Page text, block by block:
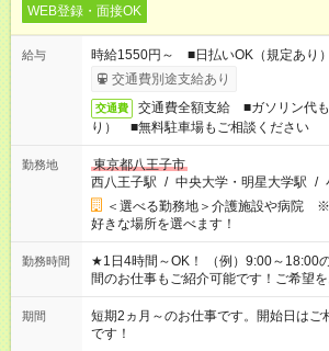
WEB登録・面接OK
給与
時給1550円～ ■日払いOK（規定あり）
交通費別途支給あり
交通費
交通費全額支給 ■ガソリン代
り） ■無料駐車場もご相談ください
勤務地
東京都八王子市
西八王子駅 / 中央大学・明星大学駅 /
＜選べる勤務地＞介護施設や病院
好きな場所を選べます！
勤務時間
★1日4時間～OK！ （例）9:00～18:00
間のお仕事もご紹介可能です！ご希望
家庭の都合でお休みが必要な場合も遠
※週最低15時間以上の勤務が必要です
期間
短期2ヵ月～のお仕事です。開始日は
です！